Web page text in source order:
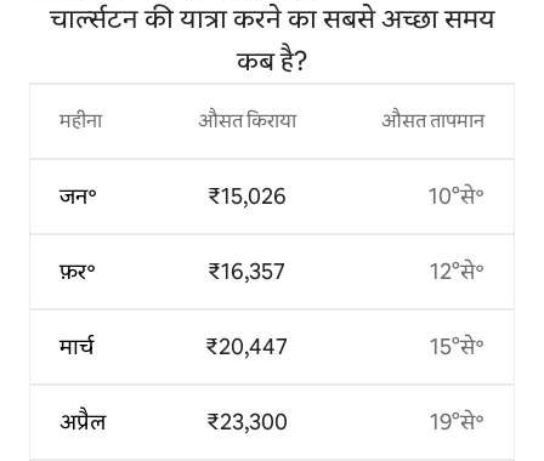
चार्ल्सटन की यात्रा करने का सबसे अच्छा समय
कब है?
महीना
जन॰
फ़र॰
मार्च
अप्रैल
औसत किराया
₹15,026
₹16,357
₹20,447
₹23,300
औसत तापमान
10°से॰
12°से॰
15°से॰
19°से॰